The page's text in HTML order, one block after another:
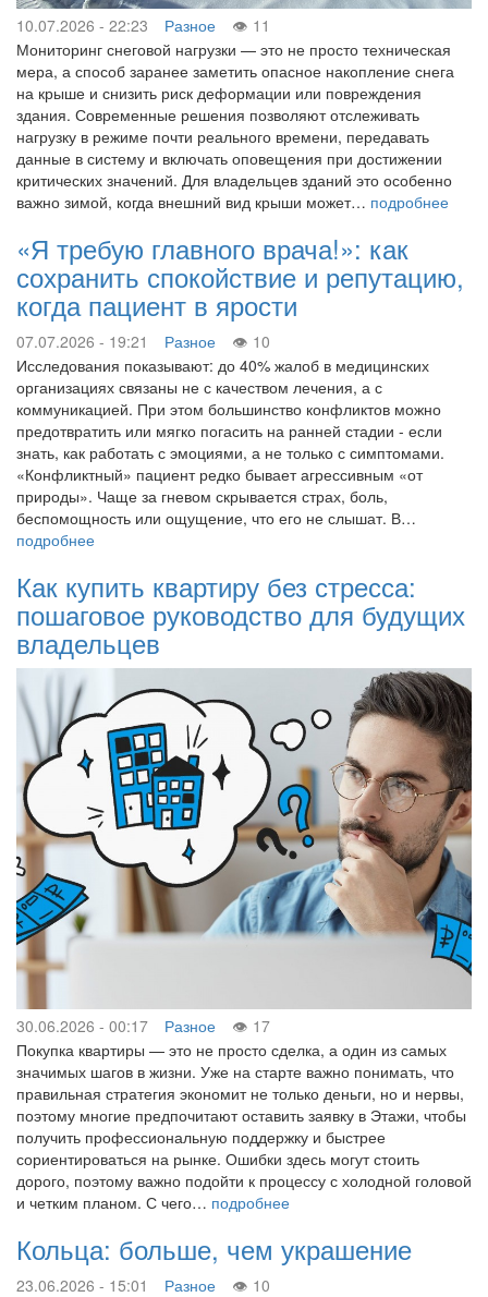
10.07.2026 - 22:23 Разное
11
Мониторинг снеговой нагрузки — это не просто техническая
мера, а способ заранее заметить опасное накопление снега
на крыше и снизить риск деформации или повреждения
здания. Современные решения позволяют отслеживать
нагрузку в режиме почти реального времени, передавать
данные в систему и включать оповещения при достижении
критических значений. Для владельцев зданий это особенно
важно зимой, когда внешний вид крыши может… подробнее
«Я требую главного врача!»: как
сохранить спокойствие и репутацию,
когда пациент в ярости
07.07.2026 - 19:21 Разное
10
Исследования показывают: до 40% жалоб в медицинских
организациях связаны не с качеством лечения, а с
коммуникацией. При этом большинство конфликтов можно
предотвратить или мягко погасить на ранней стадии - если
знать, как работать с эмоциями, а не только с симптомами.
«Конфликтный» пациент редко бывает агрессивным «от
природы». Чаще за гневом скрывается страх, боль,
беспомощность или ощущение, что его не слышат. В…
подробнее
Как купить квартиру без стресса:
пошаговое руководство для будущих
владельцев
30.06.2026 - 00:17 Разное
17
Покупка квартиры — это не просто сделка, а один из самых
значимых шагов в жизни. Уже на старте важно понимать, что
правильная стратегия экономит не только деньги, но и нервы,
поэтому многие предпочитают оставить заявку в Этажи, чтобы
получить профессиональную поддержку и быстрее
сориентироваться на рынке. Ошибки здесь могут стоить
дорого, поэтому важно подойти к процессу с холодной головой
и четким планом. С чего… подробнее
Кольца: больше, чем украшение
23.06.2026 - 15:01 Разное
10